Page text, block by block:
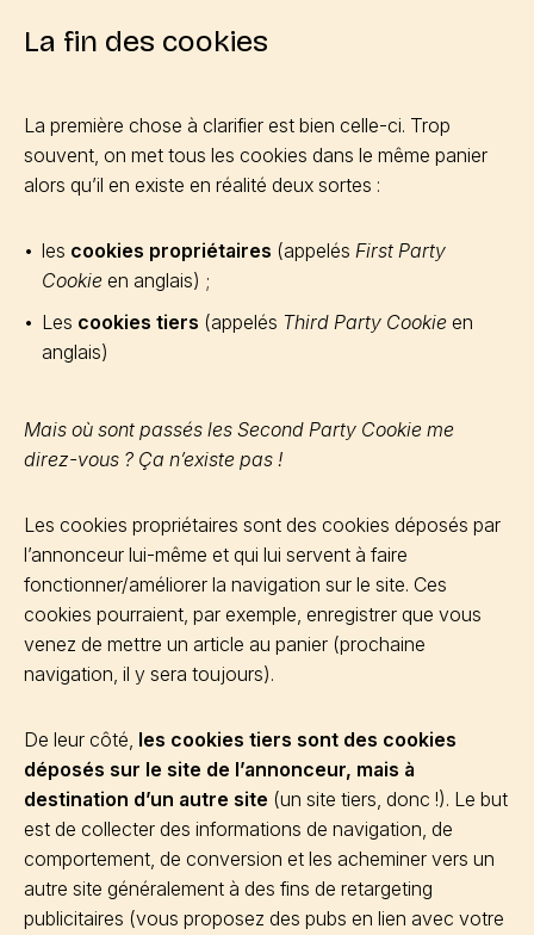
La fin des cookies
La première chose à clarifier est bien celle-ci. Trop
souvent, on met tous les cookies dans le même panier
alors qu’il en existe en réalité deux sortes :
les cookies propriétaires (appelés First Party
Cookie en anglais) ;
Les cookies tiers (appelés Third Party Cookie en
anglais)
Mais où sont passés les Second Party Cookie me
direz-vous ? Ça n’existe pas !
Les cookies propriétaires sont des cookies déposés par
l’annonceur lui-même et qui lui servent à faire
fonctionner/améliorer la navigation sur le site. Ces
cookies pourraient, par exemple, enregistrer que vous
venez de mettre un article au panier (prochaine
navigation, il y sera toujours).
De leur côté, les cookies tiers sont des cookies
déposés sur le site de l’annonceur, mais à
destination d’un autre site (un site tiers, donc !). Le but
est de collecter des informations de navigation, de
comportement, de conversion et les acheminer vers un
autre site généralement à des fins de retargeting
publicitaires (vous proposez des pubs en lien avec votre